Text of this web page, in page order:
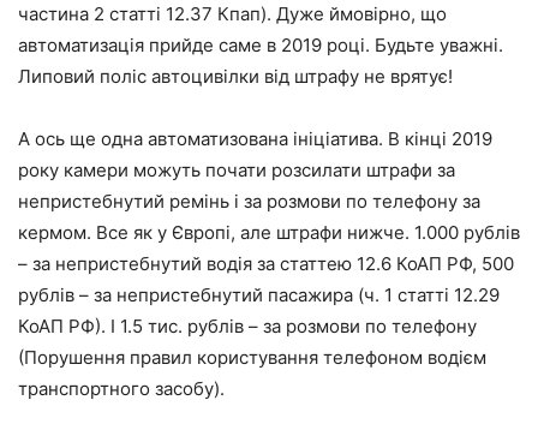
частина 2 статті 12.37 Кпап). Дуже ймовірно, що
автоматизація прийде саме в 2019 році. Будьте уважні.
Липовий поліс автоцивілки від штрафу не врятує!
А ось ще одна автоматизована ініціатива. В кінці 2019
року камери можуть почати розсилати штрафи за
непристебнутий ремінь і за розмови по телефону за
кермом. Все як у Європі, але штрафи нижче. 1.000 рублів
– за непристебнутий водія за статтею 12.6 КоАП РФ, 500
рублів – за непристебнутий пасажира (ч. 1 статті 12.29
КоАП РФ). І 1.5 тис. рублів – за розмови по телефону
(Порушення правил користування телефоном водієм
транспортного засобу).